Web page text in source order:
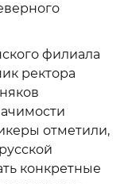
филиала
ректора
отметили,
конкретные